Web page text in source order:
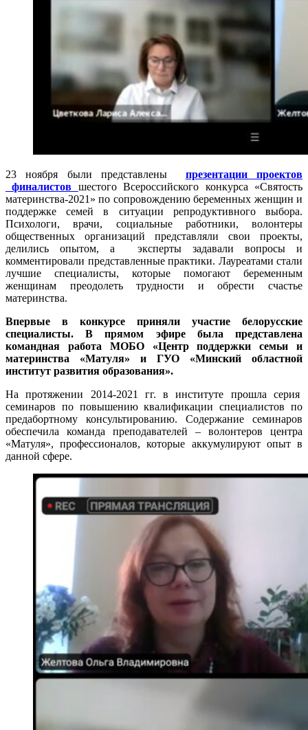
23 ноября были представлены презентации проектов
финалистов шестого Всероссийского конкурса «Святость
материнства-2021» по сопровождению беременных женщин и
поддержке семей в ситуации репродуктивного выбора.
Психологи, врачи, социальные работники, волонтеры
общественных организаций представляли свои проекты,
делились опытом, а эксперты задавали вопросы и
комментировали представленные практики. Лауреатами стали
лучшие специалисты, которые помогают беременным
женщинам преодолеть трудности и обрести счастье
материнства.
Впервые в конкурсе приняли участие белорусские
специалисты. В прямом эфире была представлена
командная работа МОБО «Центр поддержки семьи и
материнства «Матуля» и ГУО «Минский областной
институт развития образования».
На протяжении 2014-2021 гг. в институте прошла серия
семинаров по повышению квалификации специалистов по
предабортному консультированию. Содержание семинаров
обеспечила команда преподавателей – волонтеров центра
«Матуля», профессионалов, которые аккумулируют опыт в
данной сфере.